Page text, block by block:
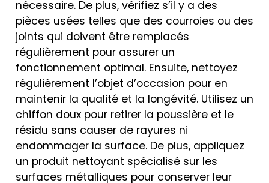
nécessaire. De plus, vérifiez s’il y a des
pièces usées telles que des courroies ou des
joints qui doivent être remplacés
régulièrement pour assurer un
fonctionnement optimal. Ensuite, nettoyez
régulièrement l’objet d’occasion pour en
maintenir la qualité et la longévité. Utilisez un
chiffon doux pour retirer la poussière et le
résidu sans causer de rayures ni
endommager la surface. De plus, appliquez
un produit nettoyant spécialisé sur les
surfaces métalliques pour conserver leur